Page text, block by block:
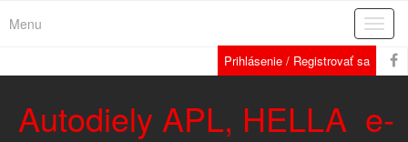
Menu
Prihlásenie / Registrovať sa
Autodiely APL, HELLA e-